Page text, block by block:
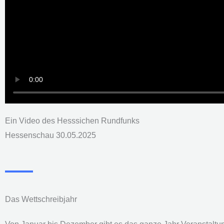
Ein Video des Hesssichen Rundfunks
Hessenschau 30.05.2025
Das Wettschreibjahr